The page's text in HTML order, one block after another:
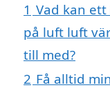
1 Vad kan
på luft luft
till med?
2 Få alltid